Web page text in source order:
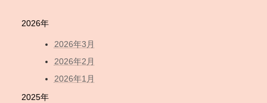
2026年
2026年3月
2026年2月
2026年1月
2025年